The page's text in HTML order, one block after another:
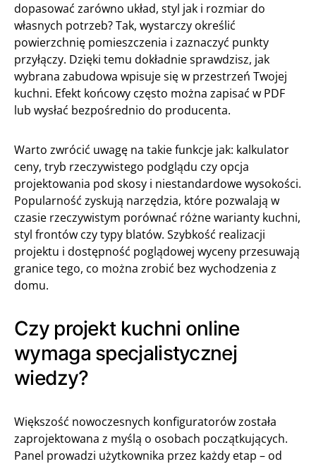
dopasować zarówno układ, styl jak i rozmiar do
własnych potrzeb? Tak, wystarczy określić
powierzchnię pomieszczenia i zaznaczyć punkty
przyłączy. Dzięki temu dokładnie sprawdzisz, jak
wybrana zabudowa wpisuje się w przestrzeń Twojej
kuchni. Efekt końcowy często można zapisać w PDF
lub wysłać bezpośrednio do producenta.
Warto zwrócić uwagę na takie funkcje jak: kalkulator
ceny, tryb rzeczywistego podglądu czy opcja
projektowania pod skosy i niestandardowe wysokości.
Popularność zyskują narzędzia, które pozwalają w
czasie rzeczywistym porównać różne warianty kuchni,
styl frontów czy typy blatów. Szybkość realizacji
projektu i dostępność poglądowej wyceny przesuwają
granice tego, co można zrobić bez wychodzenia z
domu.
Czy projekt kuchni online
wymaga specjalistycznej
wiedzy?
Większość nowoczesnych konfiguratorów została
zaprojektowana z myślą o osobach początkujących.
Panel prowadzi użytkownika przez każdy etap – od